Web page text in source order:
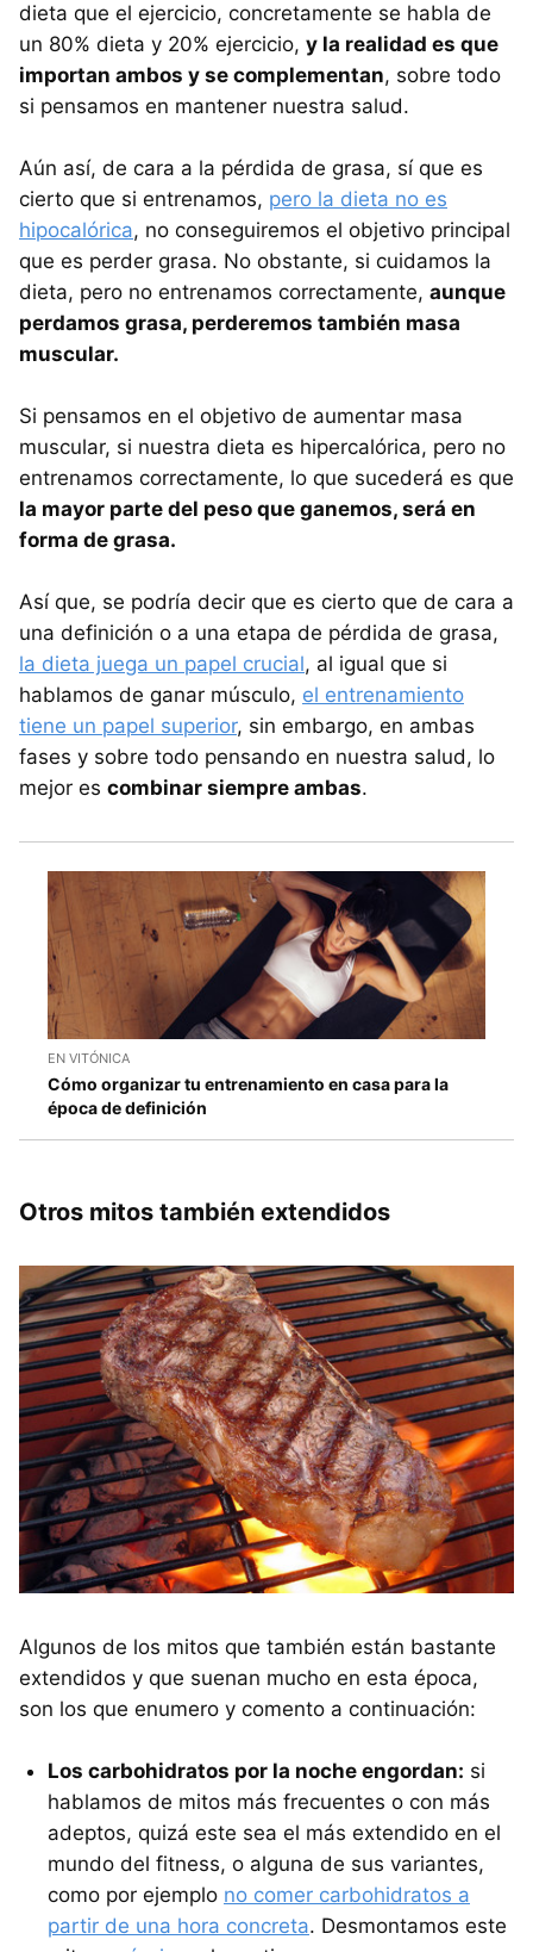
dieta que el ejercicio, concretamente se habla de
un 80% dieta y 20% ejercicio, y la realidad es que
importan ambos y se complementan, sobre todo
si pensamos en mantener nuestra salud.
Aún así, de cara a la pérdida de grasa, sí que es
cierto que si entrenamos, pero la dieta no es
hipocalórica, no conseguiremos el objetivo principal
que es perder grasa. No obstante, si cuidamos la
dieta, pero no entrenamos correctamente, aunque
perdamos grasa, perderemos también masa
muscular.
Si pensamos en el objetivo de aumentar masa
muscular, si nuestra dieta es hipercalórica, pero no
entrenamos correctamente, lo que sucederá es que
la mayor parte del peso que ganemos, será en
forma de grasa.
Así que, se podría decir que es cierto que de cara a
una definición o a una etapa de pérdida de grasa,
la dieta juega un papel crucial, al igual que si
hablamos de ganar músculo, el entrenamiento
tiene un papel superior, sin embargo, en ambas
fases y sobre todo pensando en nuestra salud, lo
mejor es combinar siempre ambas.
EN VITÓNICA
Cómo organizar tu entrenamiento en casa para la
época de definición
Otros mitos también extendidos
Algunos de los mitos que también están bastante
extendidos y que suenan mucho en esta época,
son los que enumero y comento a continuación:
Los carbohidratos por la noche engordan: si
hablamos de mitos más frecuentes o con más
adeptos, quizá este sea el más extendido en el
mundo del fitness, o alguna de sus variantes,
como por ejemplo no comer carbohidratos a
partir de una hora concreta. Desmontamos este